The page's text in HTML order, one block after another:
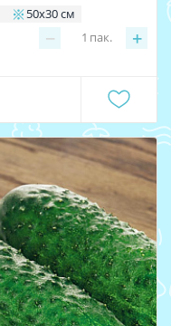
50х30 см
− +
1 пак.